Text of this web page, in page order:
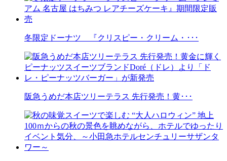
冬限定ドーナツ 『クリスピー・クリーム・･･･
阪急うめだ本店ツリーテラス 先行発売！黄･･･